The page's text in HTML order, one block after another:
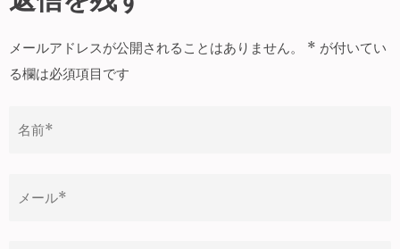
ビ
ゲ
ー
ョ
メールアドレスが公開されることはありません。 * が付いてい
る欄は必須項目です